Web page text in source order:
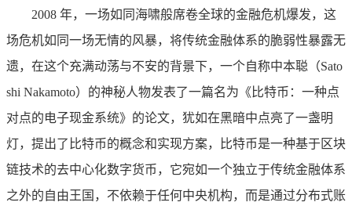
2008 年，一场如同海啸般席卷全球的金融危机爆发，这
场危机如同一场无情的风暴，将传统金融体系的脆弱性暴露无
遗，在这个充满动荡与不安的背景下，一个自称中本聪（Sato
shi Nakamoto）的神秘人物发表了一篇名为《比特币：一种点
对点的电子现金系统》的论文，犹如在黑暗中点亮了一盏明
灯，提出了比特币的概念和实现方案，比特币是一种基于区块
链技术的去中心化数字货币，它宛如一个独立于传统金融体系
之外的自由王国，不依赖于任何中央机构，而是通过分布式账